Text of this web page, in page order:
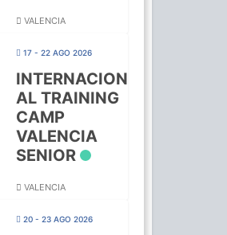
VALENCIA
17 - 22 AGO 2026
INTERNACION
AL TRAINING
CAMP
VALENCIA
SENIOR
VALENCIA
20 - 23 AGO 2026